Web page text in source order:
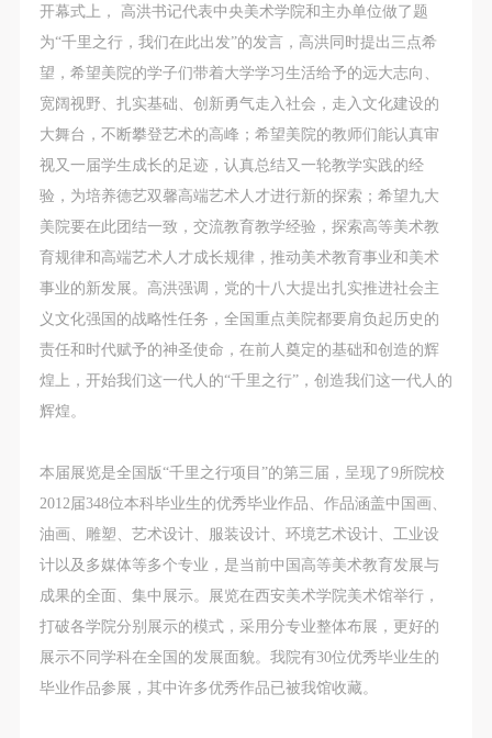
开幕式上， 高洪书记代表中央美术学院和主办单位做了题
为“千里之行，我们在此出发”的发言，高洪同时提出三点希
望，希望美院的学子们带着大学学习生活给予的远大志向、
宽阔视野、扎实基础、创新勇气走入社会，走入文化建设的
大舞台，不断攀登艺术的高峰；希望美院的教师们能认真审
视又一届学生成长的足迹，认真总结又一轮教学实践的经
验，为培养德艺双馨高端艺术人才进行新的探索；希望九大
美院要在此团结一致，交流教育教学经验，探索高等美术教
育规律和高端艺术人才成长规律，推动美术教育事业和美术
事业的新发展。高洪强调，党的十八大提出扎实推进社会主
义文化强国的战略性任务，全国重点美院都要肩负起历史的
责任和时代赋予的神圣使命，在前人奠定的基础和创造的辉
煌上，开始我们这一代人的“千里之行”，创造我们这一代人的
辉煌。
本届展览是全国版“千里之行项目”的第三届，呈现了9所院校
2012届348位本科毕业生的优秀毕业作品、作品涵盖中国画、
油画、雕塑、艺术设计、服装设计、环境艺术设计、工业设
计以及多媒体等多个专业，是当前中国高等美术教育发展与
成果的全面、集中展示。展览在西安美术学院美术馆举行，
打破各学院分别展示的模式，采用分专业整体布展，更好的
展示不同学科在全国的发展面貌。我院有30位优秀毕业生的
毕业作品参展，其中许多优秀作品已被我馆收藏。
能力的人，18周岁以上）未成年人必须在成年人的陪
同下参观。
第四条
参加活动者在此次活动期间的人身安全责任自负。鼓
励参加者自行购买人身安全保险。活动中一旦出现事
故，活动中任何非事故当事人及美术馆将不承担人身
事故的任何责任，但有互相援助的义务。参加活动的
成员应当积极主动的组织实施救援工作，但对事故本
身不承担任何法律责任和经济责任。参加本次活动者
的人身安全不负有民事及相关连带责任。
第五条
参加活动者在此次活动期间应主动遵守美术馆活动秩
序、维护美术馆场地及展示、展览、馆藏艺术作品及
衍生品的安全。活动中一旦因个人原因造成美术馆场
破坏。活动中任何非事故当事人及美术馆将不承担相
应的责任与损失，应由参与活动者根据相应的法律条
文、组织规定进行协商和赔偿。并追究相应的法律责
任和经济责任。
第六条
参与活动者在参与活动时应当在美术馆工作人员及活
动导师、教师指导下进行，并正确的使用活动中所涉
及到的绘画工具、创作材料及配套设备、设施，若参
能力的人，18周岁以上）未成年人必须在成年人的陪
同下参观。
第四条
参加活动者在此次活动期间的人身安全责任自负。鼓
励参加者自行购买人身安全保险。活动中一旦出现事
故，活动中任何非事故当事人及美术馆将不承担人身
事故的任何责任，但有互相援助的义务。参加活动的
成员应当积极主动的组织实施救援工作，但对事故本
身不承担任何法律责任和经济责任。参加本次活动者
的人身安全不负有民事及相关连带责任。
第五条
参加活动者在此次活动期间应主动遵守美术馆活动秩
序、维护美术馆场地及展示、展览、馆藏艺术作品及
衍生品的安全。活动中一旦因个人原因造成美术馆场
破坏。活动中任何非事故当事人及美术馆将不承担相
应的责任与损失，应由参与活动者根据相应的法律条
文、组织规定进行协商和赔偿。并追究相应的法律责
任和经济责任。
第六条
参与活动者在参与活动时应当在美术馆工作人员及活
动导师、教师指导下进行，并正确的使用活动中所涉
及到的绘画工具、创作材料及配套设备、设施，若参
能力的人，18周岁以上）未成年人必须在成年人的陪
同下参观。
第四条
参加活动者在此次活动期间的人身安全责任自负。鼓
励参加者自行购买人身安全保险。活动中一旦出现事
故，活动中任何非事故当事人及美术馆将不承担人身
事故的任何责任，但有互相援助的义务。参加活动的
成员应当积极主动的组织实施救援工作，但对事故本
身不承担任何法律责任和经济责任。参加本次活动者
的人身安全不负有民事及相关连带责任。
第五条
参加活动者在此次活动期间应主动遵守美术馆活动秩
序、维护美术馆场地及展示、展览、馆藏艺术作品及
衍生品的安全。活动中一旦因个人原因造成美术馆场
破坏。活动中任何非事故当事人及美术馆将不承担相
应的责任与损失，应由参与活动者根据相应的法律条
文、组织规定进行协商和赔偿。并追究相应的法律责
任和经济责任。
第六条
参与活动者在参与活动时应当在美术馆工作人员及活
动导师、教师指导下进行，并正确的使用活动中所涉
及到的绘画工具、创作材料及配套设备、设施，若参
帐号密码登录
验证码
登录
可使用雅昌艺术网会员账户登录